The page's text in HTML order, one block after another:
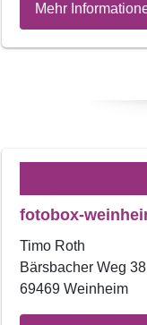
Mehr
fotobox-
Timo Roth
Bärsbacher Weg 38
69469 Weinheim